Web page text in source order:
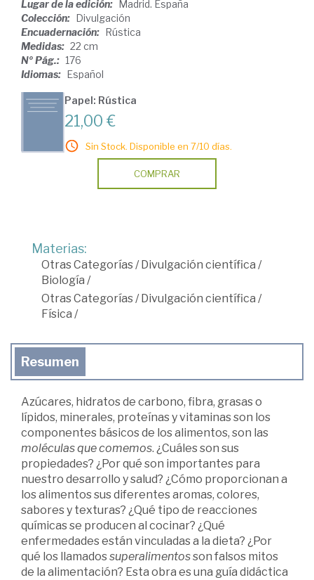
Lugar de la edición: Madrid. España
Colección: Divulgación
Encuadernación: Rústica
Medidas: 22 cm
Nº Pág.: 176
Idiomas: Español
Papel: Rústica
21,00 €
Sin Stock. Disponible en 7/10 días.
COMPRAR
Materias:
Otras Categorías/ Divulgación científica /
Biología /
Otras Categorías/ Divulgación científica /
Física /
Resumen
Azúcares, hidratos de carbono, fibra, grasas o
lípidos, minerales, proteínas y vitaminas son los
componentes básicos de los alimentos, son las
moléculas que comemos. ¿Cuáles son sus
propiedades? ¿Por qué son importantes para
nuestro desarrollo y salud? ¿Cómo proporcionan a
los alimentos sus diferentes aromas, colores,
sabores y texturas? ¿Qué tipo de reacciones
químicas se producen al cocinar? ¿Qué
enfermedades están vinculadas a la dieta? ¿Por
qué los llamadossuperalimentosson falsos mitos
de la alimentación? Esta obra es una guía didáctica